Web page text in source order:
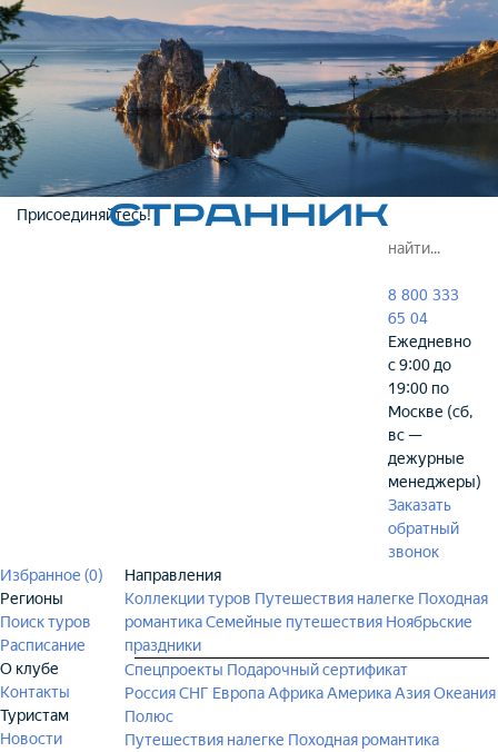
Присоединяйтесь!
8 800 333
65 04
Ежедневно
с 9:00 до
19:00 по
Москве (сб,
вс —
дежурные
менеджеры)
Заказать
обратный
звонок
Избранное (0)
Регионы
Поиск туров
Расписание
О клубе
Контакты
Туристам
Новости
Направления
Коллекции туров Путешествия налегке Походная
романтикаСемейные путешествия Ноябрьские
праздники
Спецпроекты Подарочный сертификат
РоссияСНГ ЕвропаАфрикаАмерикаАзияОкеания
Полюс
Путешествия налегке Походная романтика